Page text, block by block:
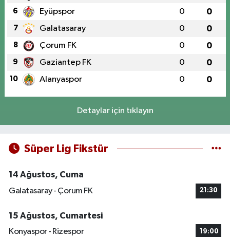
6 Eyüpspor 0 0
7 Galatasaray 0 0
8 Çorum FK 0 0
9 Gaziantep FK 0 0
10 Alanyaspor 0 0
Detaylar için tıklayın
Süper Lig Fikstür
14 Ağustos, Cuma
Galatasaray - Çorum FK
21:30
15 Ağustos, Cumartesi
Konyaspor - Rizespor
19:00